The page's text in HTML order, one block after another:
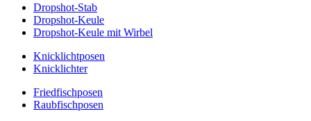
Dropshot-Stab
Dropshot-Keule
Dropshot-Keule mit Wirbel
Knicklichtposen
Knicklichter
Friedfischposen
Raubfischposen